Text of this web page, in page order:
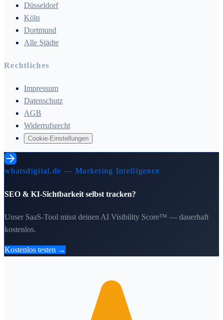
Düsseldorf
Köln
Dortmund
Alle Städte
Rechtliches
Impressum
Datenschutz
AGB
Widerrufsrecht
Cookie-Einstellungen
whatsdigital.de — Marketing Intelligence
SEO & KI-Sichtbarkeit selbst tracken?
Unser SaaS-Tool misst deinen AI Visibility Score™ — dauerhaft
kostenlos.
Kostenlos testen →